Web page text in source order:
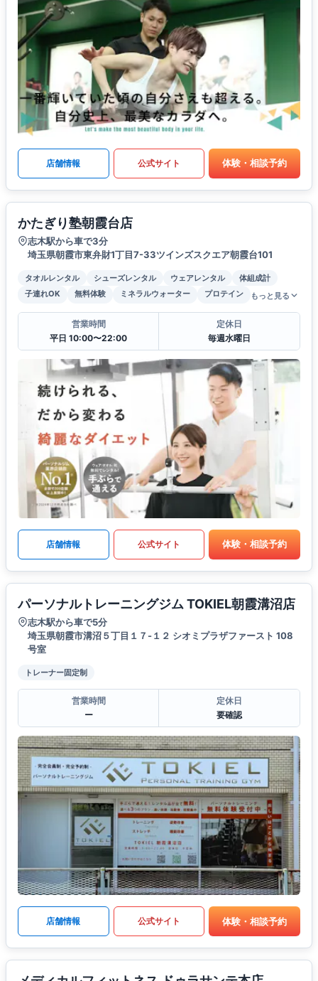
店舗情報 公式サイト 体験・相談予約
かたぎり塾朝霞台店
志木駅から車で3分
埼玉県朝霞市東弁財1丁目7-33ツインズスクエア朝霞台101
タオルレンタル シューズレンタル ウェアレンタル
体組成計
子連れOK
無料体験 ミネラルウォーター プロテイン もっと見る
営業時間
平日 10:00〜22:00
定休日
毎週水曜日
店舗情報 公式サイト 体験・相談予約
パーソナルトレーニングジム TOKIEL朝霞溝沼店
志木駅から車で5分
埼玉県朝霞市溝沼５丁目１７-１２ シオミプラザファースト 108
号室
トレーナー固定制
営業時間
ー
定休日
要確認
店舗情報 公式サイト 体験・相談予約